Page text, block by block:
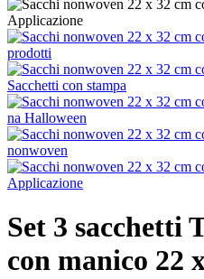
Set 3 sacchetti
con manico 22